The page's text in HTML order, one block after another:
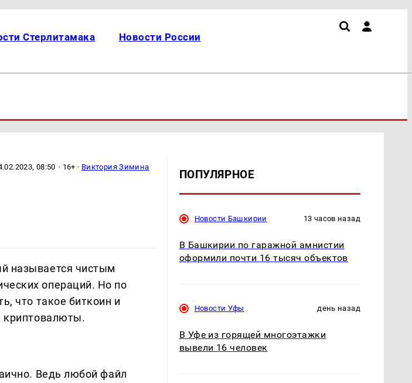
Стерлитамака Новости России
08:50 · 16+ · Виктория Зимина
называется чистым
операций. Но по
что такое биткоин и
криптовалюты.
Ведь любой файл
ПОПУЛЯРНОЕ
Новости Башкирии 13 часов назад
В Башкирии по гаражной амнистии
оформили почти 16 тысяч объектов
Новости Уфы день назад
В Уфе из горящей многоэтажки
вывели 16 человек